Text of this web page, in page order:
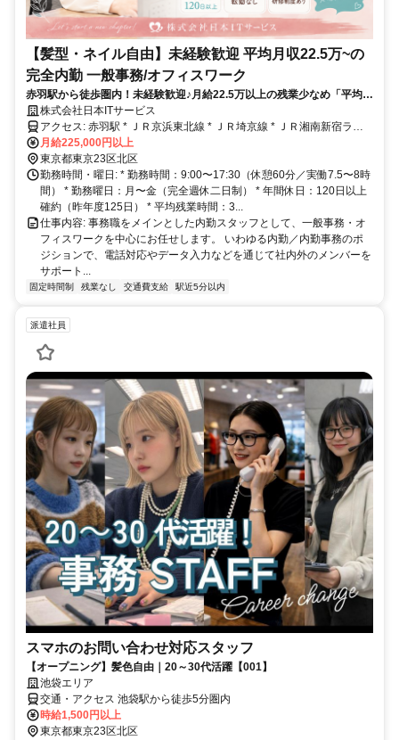
【髪型・ネイル自由】未経験歓迎 平均月収22.5万~の
完全内勤 一般事務/オフィスワーク
赤羽駅から徒歩圏内！未経験歓迎♪月給22.5万以上の残業少なめ「平均残
業3時間」髪型・ネイル自由・土日祝休みのホワイトでワークライフバ
ランス整った環境から完全内勤の事務デビューしませんか？
株式会社日本ITサービス
アクセス: 赤羽駅 * ＪＲ京浜東北線 * ＪＲ埼京線 * ＪＲ湘南新宿ライ
ン * ＪＲ宇都宮線 * ＪＲ高崎線
月給225,000円以上
東京都東京23区北区
勤務時間・曜日: * 勤務時間：9:00〜17:30（休憩60分／実働7.5〜8時
間） * 勤務曜日：月〜金（完全週休二日制） * 年間休日：120日以上
確約（昨年度125日） * 平均残業時間：3...
仕事内容: 事務職をメインとした内勤スタッフとして、一般事務・オ
フィスワークを中心にお任せします。 いわゆる内勤／内勤事務のポ
ジションで、電話対応やデータ入力などを通じて社内外のメンバーを
サポート...
固定時間制 残業なし 交通費支給 駅近5分以内
派遣社員
スマホのお問い合わせ対応スタッフ
【オープニング】髪色自由｜20～30代活躍【001】
池袋エリア
交通・アクセス 池袋駅から徒歩5分圏内
時給1,500円以上
東京都東京23区北区